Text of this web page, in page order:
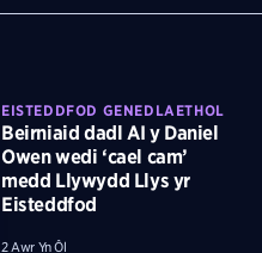
EISTEDDFOD GENEDLAETHOL
Beirniaid dadl AI y Daniel
Owen wedi ‘cael cam’
medd Llywydd Llys yr
Eisteddfod
2 Awr Yn Ôl